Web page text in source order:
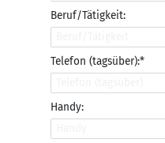
Beruf/Tätigkeit:
Telefon (tagsüber):*
Handy: